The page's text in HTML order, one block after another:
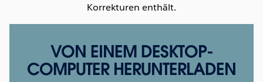
Korrekturen enthält.
VON EINEM DESKTOP-
COMPUTER HERUNTERLADEN